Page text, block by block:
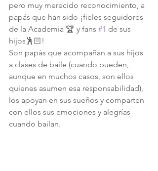
pero muy merecido reconocimiento, a
papás que han sido ¡fieles seguidores
de la Academia 🏆 y fans #1 de sus
hijos🕺🏻!
Son papás que acompañan a sus hijos
a clases de baile (cuando pueden,
aunque en muchos casos, son ellos
quienes asumen esa responsabilidad),
los apoyan en sus sueños y comparten
con ellos sus emociones y alegrías
cuando bailan.